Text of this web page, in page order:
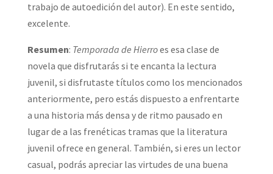
trabajo de autoedición del autor). En este sentido,
excelente.
Resumen: Temporada de Hierroes esa clase de
novela que disfrutarás si te encanta la lectura
juvenil, si disfrutaste títulos como los mencionados
anteriormente, pero estás dispuesto a enfrentarte
a una historia más densa y de ritmo pausado en
lugar de a las frenéticas tramas que la literatura
juvenil ofrece en general. También, si eres un lector
casual, podrás apreciar las virtudes de una buena